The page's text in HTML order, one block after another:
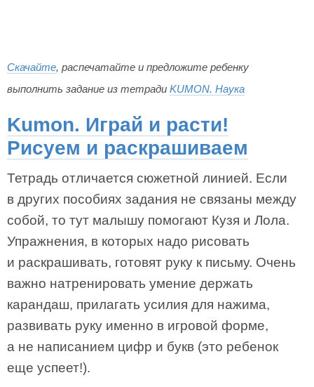
Скачайте, распечатайте и предложите ребенку
выполнить задание из тетради KUMON. Наука
Kumon. Играй и расти!
Рисуем и раскрашиваем
Тетрадь отличается сюжетной линией. Если
в других пособиях задания не связаны между
собой, то тут малышу помогают Кузя и Лола.
Упражнения, в которых надо рисовать
и раскрашивать, готовят руку к письму. Очень
важно натренировать умение держать
карандаш, прилагать усилия для нажима,
развивать руку именно в игровой форме,
а не написанием цифр и букв (это ребенок
еще успеет!).